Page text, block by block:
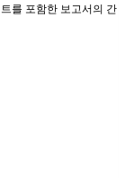
를 포함한 보고서의 간